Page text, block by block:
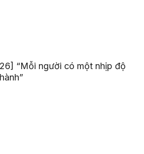
“Mỗi người có một nhịp độ